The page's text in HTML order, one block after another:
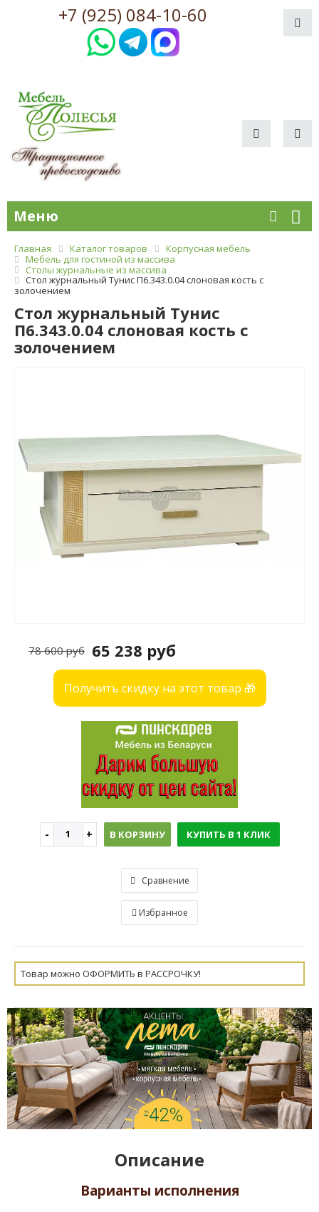
+7 (925) 084-10-60
Меню
Главная Каталог товаров
Корпусная мебель
Мебель для гостиной из массива
Столы журнальные из массива
Стол журнальный Тунис П6.343.0.04 слоновая кость с
золочением
Стол журнальный Тунис
П6.343.0.04 слоновая кость с
золочением
65 238 руб
78 600 руб
Получить скидку на этот товар 🎁
В КОРЗИНУ КУПИТЬ В 1 КЛИК
Сравнение
Избранное
Товар можно ОФОРМИТЬ в РАССРОЧКУ!
Описание
Варианты исполнения